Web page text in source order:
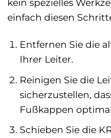
kein spezielles
einfach diesen
Entfernen Sie die
Ihrer Leiter.
Reinigen Sie die
sicherzustellen,
Fußkappen
Schieben Sie die